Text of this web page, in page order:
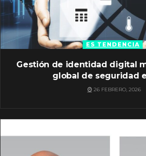
ES TENDENCIA
Gestión de identidad digital
global de seguridad
26 FEBRERO, 2026